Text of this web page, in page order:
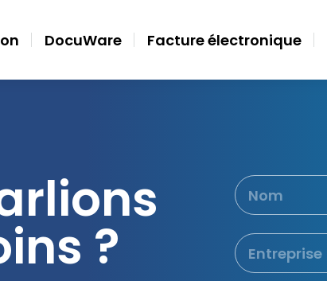
DocuWare Facture électronique
?